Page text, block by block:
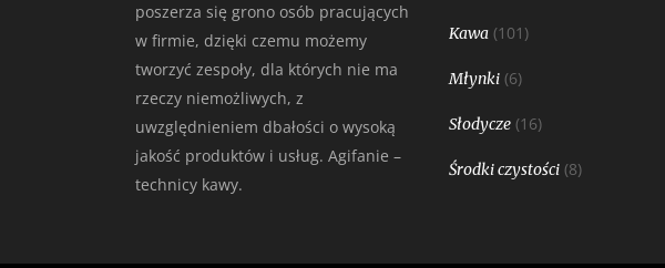
poszerza się grono osób pracujących
w firmie, dzięki czemu możemy
tworzyć zespoły, dla których nie ma
rzeczy niemożliwych, z
uwzględnieniem dbałości o wysoką
jakość produktów i usług. Agifanie –
technicy kawy.
Kawa (101)
Młynki (6)
Słodycze (16)
Środki czystości (8)